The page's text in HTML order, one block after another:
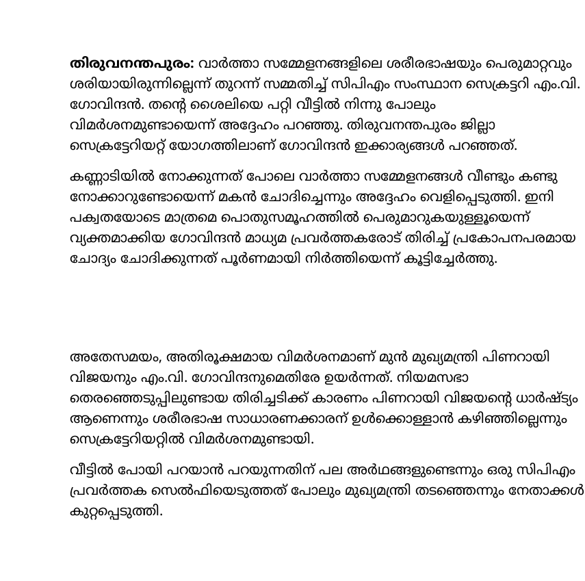
തിരുവനന്തപുരം: വാർത്താ സമ്മേളനങ്ങളിലെ ശരീരഭാഷയും പെരുമാറ്റവും
ശരിയായിരുന്നില്ലെന്ന് തുറന്ന് സമ്മതിച്ച് സിപിഎം സംസ്ഥാന സെക്രട്ടറി എം.വി.
ഗോവിന്ദൻ. തന്‍റെ ശൈലിയെ പറ്റി വീട്ടിൽ നിന്നു പോലും
വിമർശനമുണ്ടായെന്ന് അദ്ദേഹം പറഞ്ഞു. തിരുവനന്തപുരം ജില്ലാ
സെക്രട്ടേറിയറ്റ് യോഗത്തിലാണ് ഗോവിന്ദൻ ഇക്കാര‍്യങ്ങൾ പറഞ്ഞത്.
കണ്ണാടിയിൽ നോക്കുന്നത് പോലെ വാർത്താ സമ്മേളനങ്ങൾ വീണ്ടും കണ്ടു
നോക്കാറുണ്ടോയെന്ന് മകൻ ചോദിച്ചെന്നും അദ്ദേഹം വെളിപ്പെടുത്തി. ഇനി
പക്വതയോടെ മാത്രമെ പൊതുസമൂഹത്തിൽ പെരുമാറുകയുള്ളൂയെന്ന്
വ‍്യക്തമാക്കിയ ഗോവിന്ദൻ മാധ‍്യമ പ്രവർത്തകരോട് തിരിച്ച് പ്രകോപനപരമായ
ചോദ‍്യം ചോദിക്കുന്നത് പൂർണമായി നിർത്തിയെന്ന് കൂട്ടിച്ചേർത്തു.
അതേസമയം, അതിരൂക്ഷമായ വിമർശനമാണ് മുൻ മുഖ‍്യമന്ത്രി പിണറായി
വിജയനും എം.വി. ഗോവിന്ദനുമെതിരേ ഉയർന്നത്. നിയമസഭാ
തെരഞ്ഞെടുപ്പിലുണ്ടായ തിരിച്ചടിക്ക് കാരണം പിണറായി വിജയന്‍റെ ധാർഷ്ട‍്യം
ആണെന്നും ശരീരഭാഷ സാധാരണക്കാരന് ഉൾക്കൊള്ളാൻ കഴിഞ്ഞില്ലെന്നും
സെക്രട്ടേറിയറ്റിൽ വിമർശനമുണ്ടായി.
വീട്ടിൽ പോയി പറയാൻ പറയുന്നതിന് പല അർഥങ്ങളുണ്ടെന്നും ഒരു സിപിഎം
പ്രവർത്തക സെൽഫിയെടുത്തത് പോലും മുഖ‍്യമന്ത്രി തടഞ്ഞെന്നും നേതാക്കൾ
കുറ്റപ്പെടുത്തി.